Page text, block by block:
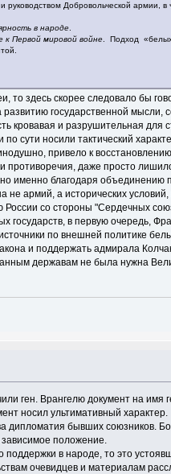
Добровольческой армии, в
в народе.
к Первой мировой войне. Подход
то здесь скорее следовало бы
государственной
кровавая и разрушительная
сути носили тактический
привело к
даже просто
именно благодаря объединению
армий, а исторических
со стороны "Сердечных
государств, в первую очередь,
по внешней политике
и поддержать адмирала
державам не была нужна
ген. Врангелю документ на
носил ультимативный
дипломатия бывших союзников.
положение.
в народе, то это
очевидцев и материалам